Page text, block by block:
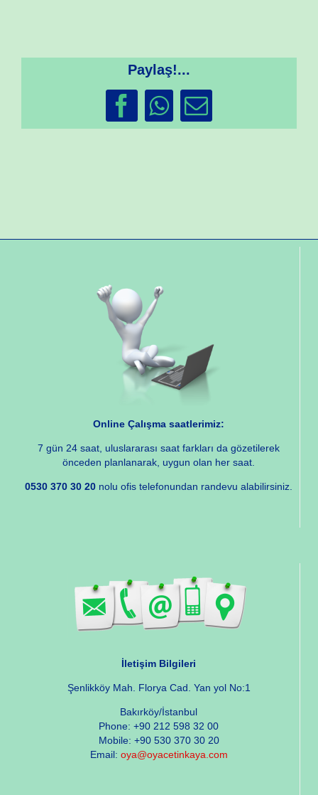
Paylaş!...
Facebook
WhatsApp
Email
Online Çalışma saatlerimiz:
7 gün 24 saat, uluslararası saat farkları da gözetilerek
önceden planlanarak, uygun olan her saat.
0530 370 30 20 nolu ofis telefonundan randevu alabilirsiniz.
İletişim Bilgileri
Şenlikköy Mah. Florya Cad. Yan yol No:1
Bakırköy/İstanbul
Phone: +90 212 598 32 00
Mobile: +90 530 370 30 20
Email: oya@oyacetinkaya.com